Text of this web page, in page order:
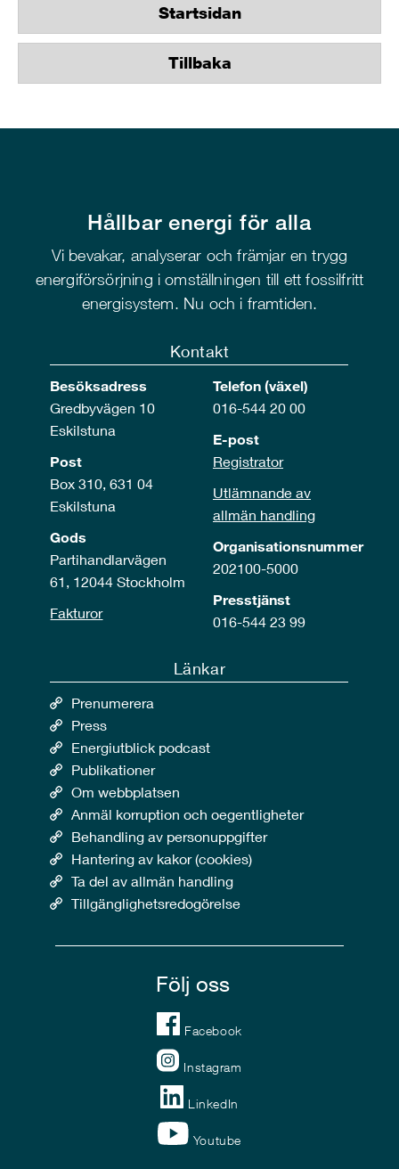
Startsidan
Tillbaka
Hållbar energi för alla
Vi bevakar, analyserar och främjar en trygg
energiförsörjning i omställningen till ett fossilfritt
energisystem. Nu och i framtiden.
Kontakt
Besöksadress
Gredbyvägen 10
Eskilstuna
Post
Box 310, 631 04
Eskilstuna
Gods
Partihandlarvägen
61, 12044 Stockholm
Fakturor
Telefon (växel)
016-544 20 00
E-post
Registrator
Utlämnande av
allmän handling
Organisationsnummer
202100-5000
Presstjänst
016-544 23 99
Länkar
Prenumerera
Press
Energiutblick podcast
Publikationer
Om webbplatsen
Anmäl korruption och oegentligheter
Behandling av personuppgifter
Hantering av kakor (cookies)
Ta del av allmän handling
Tillgänglighetsredogörelse
Följ oss
Facebook
Instagram
LinkedIn
Youtube